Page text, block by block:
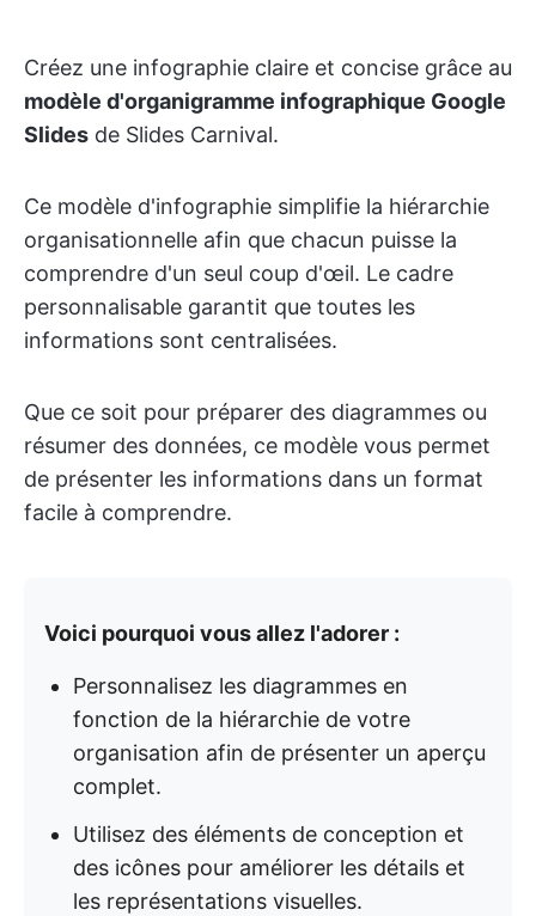
Créez une infographie claire et concise grâce au
modèle d'organigramme infographique Google
Slides de Slides Carnival.
Ce modèle d'infographie simplifie la hiérarchie
organisationnelle afin que chacun puisse la
comprendre d'un seul coup d'œil. Le cadre
personnalisable garantit que toutes les
informations sont centralisées.
Que ce soit pour préparer des diagrammes ou
résumer des données, ce modèle vous permet
de présenter les informations dans un format
facile à comprendre.
Voici pourquoi vous allez l'adorer :
Personnalisez les diagrammes en
fonction de la hiérarchie de votre
organisation afin de présenter un aperçu
complet.
Utilisez des éléments de conception et
des icônes pour améliorer les détails et
les représentations visuelles.